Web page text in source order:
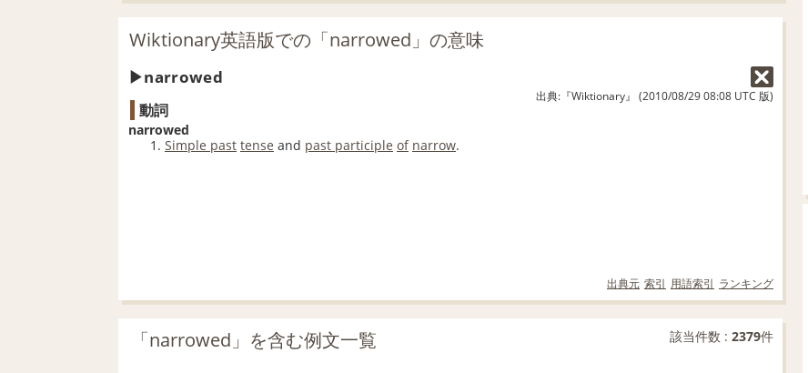
Wiktionary英語版での「narrowed」の意味
narrowed
出典:『Wiktionary』 (2010/08/29 08:08 UTC 版)
動詞
narrowed
Simple past tense and past participle of narrow.
出典元 索引 用語索引 ランキング
「narrowed」を含む例文一覧 該当件数 : 2379件